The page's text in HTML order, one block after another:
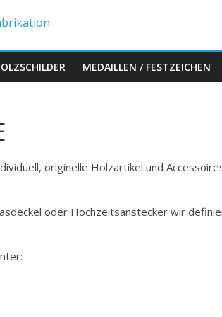
MEDAILLEN / FESTZEICHEN
originelle Holzartikel und
oder Hochzeitsanstecker wir